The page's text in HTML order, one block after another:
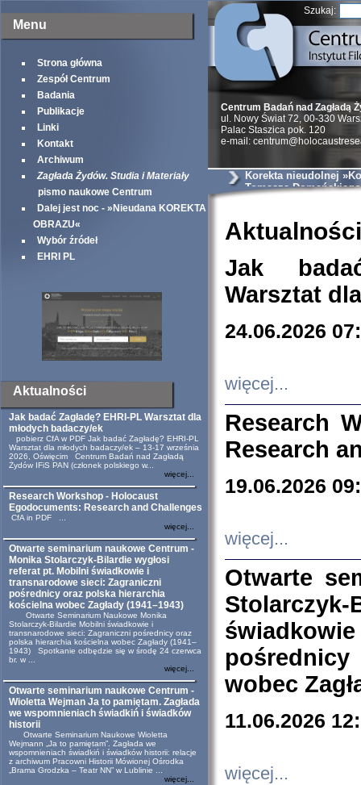
Menu
Strona główna
Zespół Centrum
Badania
Publikacje
Linki
Kontakt
Archiwum
Zagłada Żydów. Studia i Materiały
pismo naukowe Centrum
Dalej jest noc - »Nieudana KOREKTA
OBRAZU«
Wybór źródeł
EHRI PL
Aktualności
Jak badać Zagładę? EHRI-PL Warsztat dla
młodych badaczy/ek
pobierz CfA w PDF Jak badać Zagładę? EHRI-PL
Warsztat dla młodych badaczy/ek – 13-17 września
2026, Oświęcim Centrum Badań nad Zagładą
Żydów IFiS PAN (członek polskiego w...
więcej...
Research Workshop - Holocaust
Egodocuments: Research and Challenges
CfA in PDF ...
więcej...
Otwarte seminarium naukowe Centrum -
Monika Stolarczyk-Bilardie wygłosi
referat pt. Mobilni świadkowie i
transnarodowe sieci: Zagraniczni
pośrednicy oraz polska hierarchia
kościelna wobec Zagłady (1941–1943)
Otwarte Seminarium Naukowe Monika
Stolarczyk-Bilardie Mobilni świadkowie i
transnarodowe sieci: Zagraniczni pośrednicy oraz
polska hierarchia kościelna wobec Zagłady (1941–
1943) Spotkanie odbędzie się w środę 24 czerwca
br. w ...
więcej...
Otwarte seminarium naukowe Centrum -
Wioletta Wejman Ja to pamiętam. Zagłada
we wspomnieniach świadkiń i świadków
historii
Otwarte Seminarium Naukowe Wioletta
Wejmann „Ja to pamiętam”. Zagłada we
wspomnieniach świadkiń i świadków historii: relacje
z archiwum Pracowni Historii Mówionej Ośrodka
„Brama Grodzka – Teatr NN” w Lublinie ...
więcej...
Szukaj:
Centrum Badań nad Zagładą
ul. Nowy Świat 72, 00-330
Palac Staszica pok. 120
e-mail:
Korekta nieudolnej
Tomasza Domańskiego
Aktualności
Jak
Warsztat
24.06.2026
więcej...
Research
Research
19.06.2026
więcej...
Otwarte
wobec
11.06.2026
więcej...